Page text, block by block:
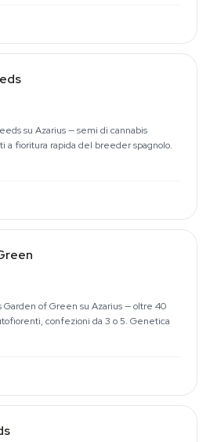
su Azarius — semi di cannabis
fioritura rapida del breeder spagnolo.
Garden of Green su Azarius — oltre 40
confezioni da 3 o 5. Genetica